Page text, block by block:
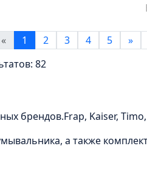
« 1 2 3 4 5 »
82
брендов.Frap, Kaiser,
а также